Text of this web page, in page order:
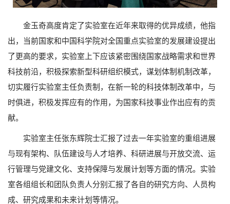
金玉奇高度肯定了实验室在近年来取得的优异成绩，他指
出，当前国家和中国科学院对全国重点实验室的发展建设提出
了更高的要求，实验室上下应该紧密围绕国家战略需求和世界
科技前沿，积极探索新型科研组织模式，谋划体制机制改革，
切实履行实验室主任负责制，在新一轮的科技体制改革中，与
时俱进，积极发挥应有的作用，为国家科技事业作出应有的贡
献。
实验室主任张东辉院士汇报了过去一年实验室的重组进展
与现有架构、队伍建设与人才培养、科研进展与开放交流、运
行管理与党建文化、支持保障与发展计划等方面的情况。实验
室各组组长和团队负责人分别汇报了各自的研究方向、人员构
成、研究成果和未来计划等情况。